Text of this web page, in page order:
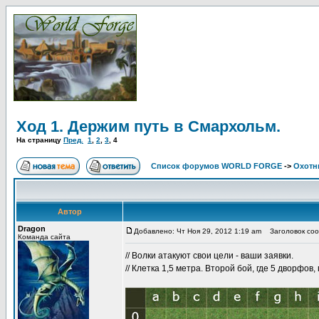
Ход 1. Держим путь в Смархольм.
На страницу Пред. 1 2 3 4
Список форумов WORLD FORGE ->
Автор
Dragon
Команда сайта
Добавлено: Чт Ноя 29, 2012 1:19 am Заголовок
// Волки атакуют свои цели - ваши заявки.
// Клетка 1,5 метра. Второй бой, где 5 дворфов,